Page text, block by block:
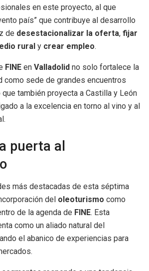
en este proyecto, al que
país” que contribuye al desarrollo
de desestacionalizar la oferta, fijar
rural y crear empleo.
FINE en Valladolid no solo fortalece la
como sede de grandes encuentros
también proyecta a Castilla y León
a la excelencia en torno al vino y al
puerta al
más destacadas de esta séptima
del oleoturismo como
de la agenda de FINE. Esta
como un aliado natural del
el abanico de experiencias para